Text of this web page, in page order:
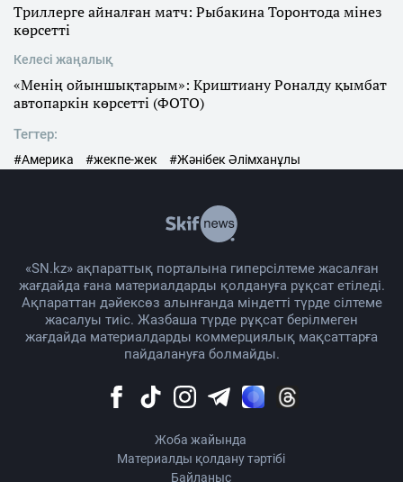
Триллерге айналған матч: Рыбакина Торонтода мінез
көрсетті
Келесі жаңалық
«Менің ойыншықтарым»: Криштиану Роналду қымбат
автопаркін көрсетті (ФОТО)
Тегтер:
#Америка #жекпе-жек #Жәнібек Әлімханұлы
«SN.kz» ақпараттық порталына гиперсілтеме жасалған
жағдайда ғана материалдарды қолдануға рұқсат етіледі.
Ақпараттан дәйексөз алынғанда міндетті түрде сілтеме
жасалуы тиіс. Жазбаша түрде рұқсат берілмеген
жағдайда материалдарды коммерциялық мақсаттарға
пайдалануға болмайды.
Жоба жайында
Материалды қолдану тәртібі
Байланыс